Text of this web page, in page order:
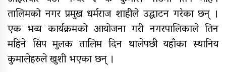
सामुदायिक विद्यालयलाई
फुटबल हस्तान्तरण
तालिमको नगर प्रमुख धर्मराज शाहीले उद्घाटन गरेका छन् ।
एक भव्य कार्यक्रमको आयोजना गरी नगरपालिकाले तिन
महिने सिप मुलक तालिम दिन थालेपछी यहाँका स्थानिय
कुमालेहरुले खुशी भएका छन् ।